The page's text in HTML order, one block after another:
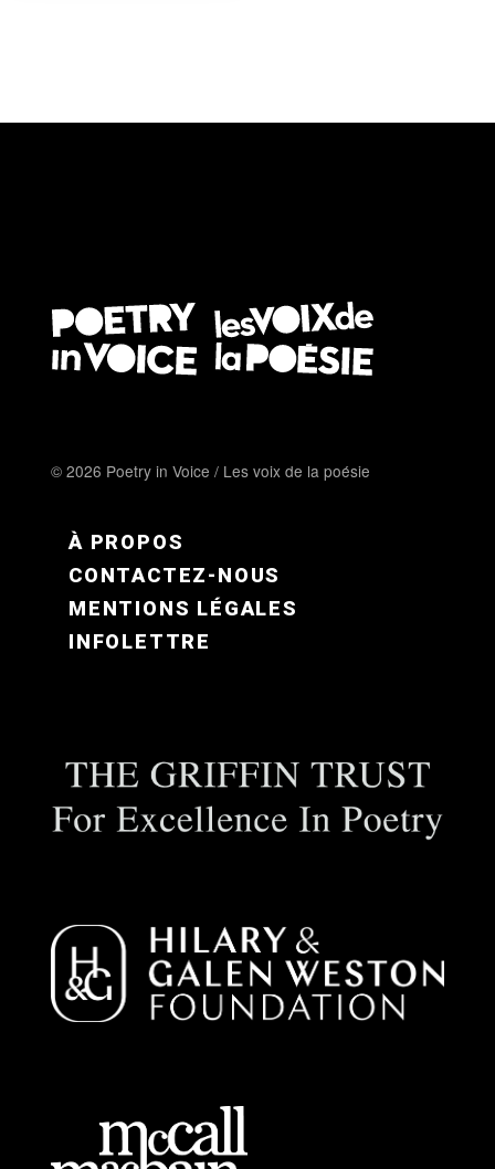
© 2026 Poetry in Voice / Les voix de la poésie
FOOTER MENU FR
À PROPOS
CONTACTEZ-NOUS
MENTIONS LÉGALES
INFOLETTRE